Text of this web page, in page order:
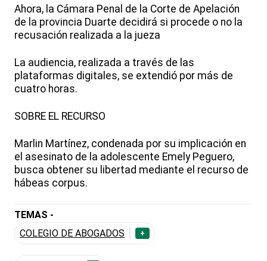
Ahora, la Cámara Penal de la Corte de Apelación
de la provincia Duarte decidirá si procede o no la
recusación realizada a la jueza
La audiencia, realizada a través de las
plataformas digitales, se extendió por más de
cuatro horas.
SOBRE EL RECURSO
Marlin Martínez, condenada por su implicación en
el asesinato de la adolescente Emely Peguero,
busca obtener su libertad mediante el recurso de
hábeas corpus.
TEMAS -
COLEGIO DE ABOGADOS
+